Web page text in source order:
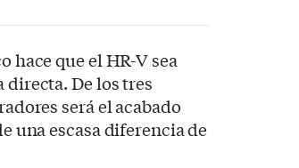
hace que el HR-V sea
De los tres
será el acabado
una escasa diferencia de